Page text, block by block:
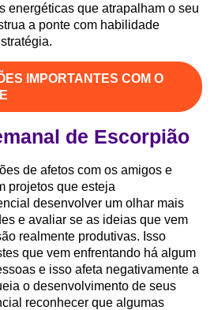
energéticas que atrapalham o seu
a ponte com habilidade
IMPORTANTES COM O
de Escorpião
de afetos com os amigos e
projetos que esteja
desenvolver um olhar mais
e avaliar se as ideias que vem
realmente produtivas. Isso
que vem enfrentando há algum
e isso afeta negativamente a
o desenvolvimento de seus
reconhecer que algumas